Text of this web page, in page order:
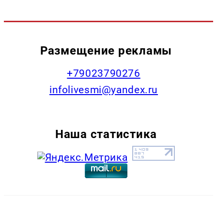
Размещение рекламы
+79023790276
infolivesmi@yandex.ru
Наша статистика